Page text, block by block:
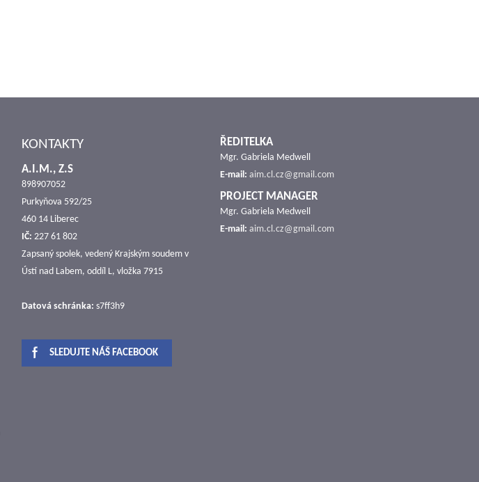
KONTAKTY
A.I.M., Z.S
898907052
Purkyňova 592/25
460 14 Liberec
IČ: 227 61 802
Zapsaný spolek, vedený Krajským soudem v
Ústí nad Labem, oddíl L, vložka 7915
Datová schránka: s7ff3h9
SLEDUJTE NÁŠ FACEBOOK
ŘEDITELKA
Mgr. Gabriela Medwell
E-mail: aim.cl.cz@gmail.com
PROJECT MANAGER
Mgr. Gabriela Medwell
E-mail: aim.cl.cz@gmail.com